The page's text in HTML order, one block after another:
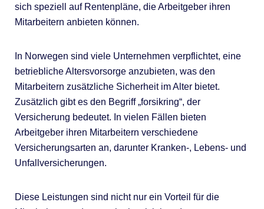
sich speziell auf Rentenpläne, die Arbeitgeber ihren
Mitarbeitern anbieten können.
In Norwegen sind viele Unternehmen verpflichtet, eine
betriebliche Altersvorsorge anzubieten, was den
Mitarbeitern zusätzliche Sicherheit im Alter bietet.
Zusätzlich gibt es den Begriff „forsikring“, der
Versicherung bedeutet. In vielen Fällen bieten
Arbeitgeber ihren Mitarbeitern verschiedene
Versicherungsarten an, darunter Kranken-, Lebens- und
Unfallversicherungen.
Diese Leistungen sind nicht nur ein Vorteil für die